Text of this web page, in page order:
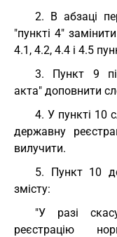
2. В абзаці
"пункті 4"
4.1, 4.2, 4.4 і 4.5
3. Пункт 9
акта" доповнити
4. У пункті 10
державну
вилучити.
5. Пункт 10
змісту:
"У разі
реєстрацію